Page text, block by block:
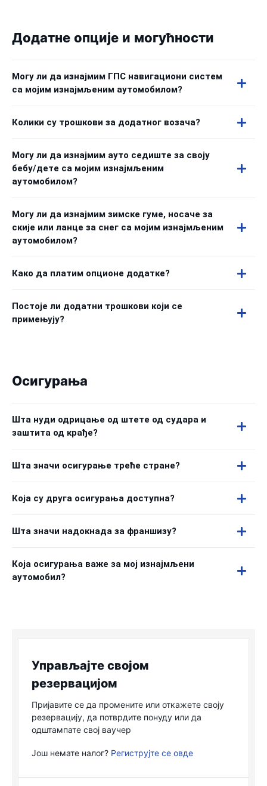
Додатне опције и могућности
Могу ли да изнајмим ГПС навигациони систем
са мојим изнајмљеним аутомобилом?
Колики су трошкови за додатног возача?
Могу ли да изнајмим ауто седиште за своју
бебу/дете са мојим изнајмљеним
аутомобилом?
Могу ли да изнајмим зимске гуме, носаче за
скије или ланце за снег са мојим изнајмљеним
аутомобилом?
Како да платим опционе додатке?
Постоје ли додатни трошкови који се
примењују?
Осигурања
Шта нуди одрицање од штете од судара и
заштита од крађе?
Шта значи осигурање треће стране?
Која су друга осигурања доступна?
Шта значи надокнада за франшизу?
Која осигурања важе за мој изнајмљени
аутомобил?
Управљајте својом
резервацијом
Пријавите се да промените или откажете своју
резервацију, да потврдите понуду или да
одштампате свој ваучер
Још немате налог? Региструјте се овде